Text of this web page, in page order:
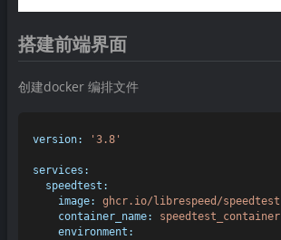
搭建前端界面
创建docker 编排文件
version:
'3.8'
services:
speedtest:
image:
ghcr.io/librespeed/speedtest
container_name:
speedtest_container
environment: